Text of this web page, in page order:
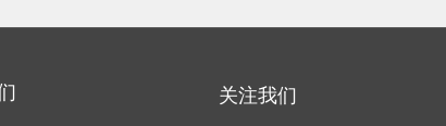
关注我们